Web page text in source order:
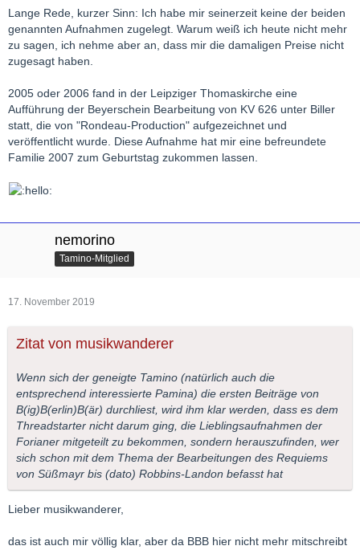
Lange Rede, kurzer Sinn: Ich habe mir seinerzeit keine der beiden
genannten Aufnahmen zugelegt. Warum weiß ich heute nicht mehr
zu sagen, ich nehme aber an, dass mir die damaligen Preise nicht
zugesagt haben.
2005 oder 2006 fand in der Leipziger Thomaskirche eine
Aufführung der Beyerschein Bearbeitung von KV 626 unter Biller
statt, die von "Rondeau-Production" aufgezeichnet und
veröffentlicht wurde. Diese Aufnahme hat mir eine befreundete
Familie 2007 zum Geburtstag zukommen lassen.
nemorino
Tamino-Mitglied
17. November 2019
Zitat von musikwanderer
Wenn sich der geneigte Tamino (natürlich auch die
entsprechend interessierte Pamina) die ersten Beiträge von
B(ig)B(erlin)B(är) durchliest, wird ihm klar werden, dass es dem
Threadstarter nicht darum ging, die Lieblingsaufnahmen der
Forianer mitgeteilt zu bekommen, sondern herauszufinden, wer
sich schon mit dem Thema der Bearbeitungen des Requiems
von Süßmayr bis (dato) Robbins-Landon befasst hat
Lieber musikwanderer,
das ist auch mir völlig klar, aber da BBB hier nicht mehr mitschreibt